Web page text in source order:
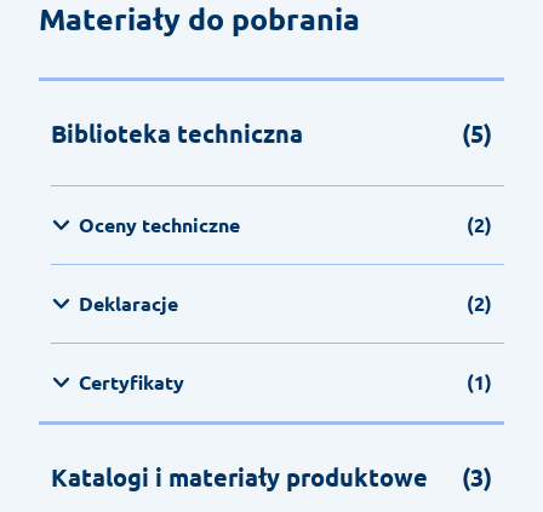
Materiały do pobrania
Biblioteka techniczna (5)
Oceny techniczne (2)
Deklaracje (2)
Certyfikaty (1)
Katalogi i materiały produktowe (3)